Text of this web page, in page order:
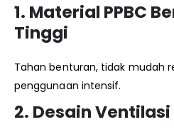
1. Material PPBC
Tinggi
Tahan benturan, tidak mudah
penggunaan intensif.
2. Desain